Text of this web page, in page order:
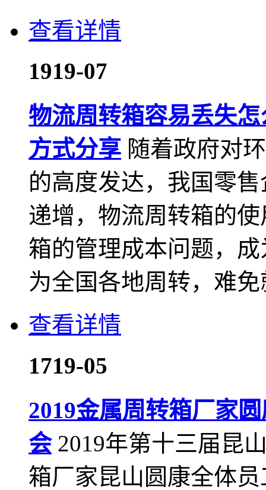
查看详情
1919-07
物流周转箱容易丢失
方式分享 随着政府对
的高度发达，我国零
递增，物流周转箱的
箱的管理成本问题，
为全国各地周转，难
查看详情
1719-05
2019金属周转箱厂家
会 2019年第十三届昆
箱厂家昆山圆康全体